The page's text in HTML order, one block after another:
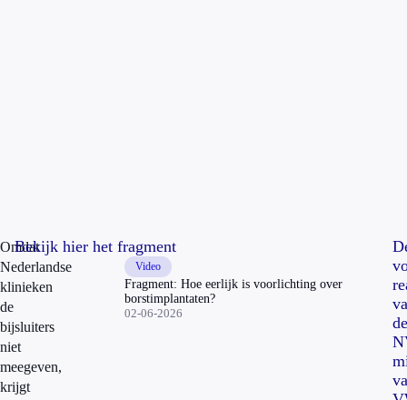
Omdat
Nederlandse
klinieken
de
bijsluiters
niet
meegeven,
krijgt
Bekijk hier het fragment
Video
Fragment: Hoe eerlijk is voorlichting over
borstimplantaten?
02-06-2026
de